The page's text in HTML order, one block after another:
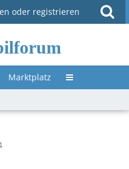
oder registrieren
Marktplatz Untermenü »